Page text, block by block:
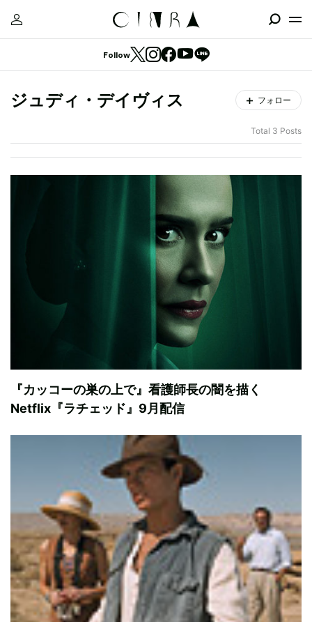
Follow
ジュディ・デイヴィス フォロー
Total 3 Posts
『カッコーの巣の上で』看護師長の闇を描く
Netflix『ラチェッド』9月配信